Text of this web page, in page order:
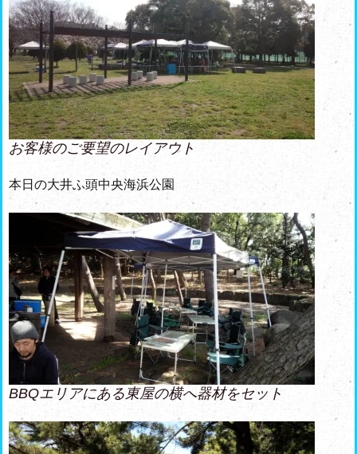
お客様のご要望のレイアウト
本日の大井ふ頭中央海浜公園
BBQエリアにある東屋の横へ器材をセット